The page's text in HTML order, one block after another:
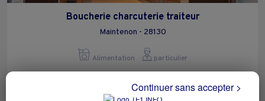
Boucherie charcuterie traiteur
Maintenon - 28130
Alimentation particulier
Continuer sans accepter >